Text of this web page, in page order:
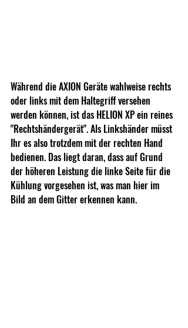
Während die AXION Geräte wahlweise rechts
oder links mit dem Haltegriff versehen
werden können, ist das HELION XP ein reines
"Rechtshändergerät". Als Linkshänder müsst
Ihr es also trotzdem mit der rechten Hand
bedienen. Das liegt daran, dass auf Grund
der höheren Leistung die linke Seite für die
Kühlung vorgesehen ist, was man hier im
Bild an dem Gitter erkennen kann.